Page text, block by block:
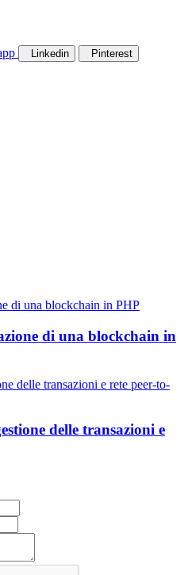
Linkedin Pinterest
di una blockchain in
delle transazioni e